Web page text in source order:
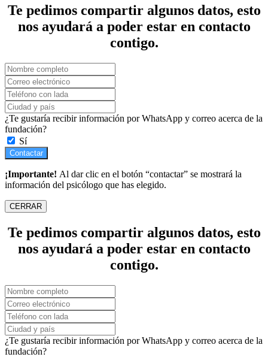
Te pedimos compartir algunos datos, esto
nos ayudará a poder estar en contacto
contigo.
¿Te gustaría recibir información por WhatsApp y correo acerca de la
fundación?
Sí
Contactar
¡Importante! Al dar clic en el botón “contactar” se mostrará la
información del psicólogo que has elegido.
CERRAR
Te pedimos compartir algunos datos, esto
nos ayudará a poder estar en contacto
contigo.
¿Te gustaría recibir información por WhatsApp y correo acerca de la
fundación?